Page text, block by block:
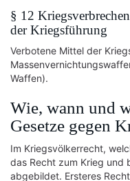
§ 12
der Kriegsführung
Verbotene Mittel der
Waffen).
Wie, wann und
Gesetze gegen
Im Kriegsvölkerrecht,
das Recht zum Krieg und
abgebildet. Ersteres